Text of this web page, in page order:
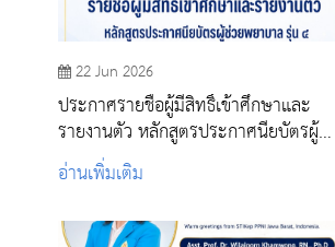
22 Jun 2026
ประกาศรายชื่อผู้มีสิทธิ์เข้าศึกษาและ
รายงานตัว หลักสูตรประกาศนียบัตรผู้
ช่วยพยาบาล รุ่น ๔ ประจำปีการศึกษา
๒๕๖๙ (รอบแรก)
อ่านเพิ่มเติม